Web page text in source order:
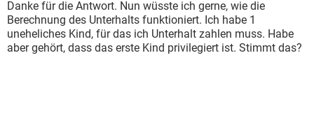
Danke für die Antwort. Nun wüsste ich gerne, wie die
Berechnung des Unterhalts funktioniert. Ich habe 1
uneheliches Kind, für das ich Unterhalt zahlen muss. Habe
aber gehört, dass das erste Kind privilegiert ist. Stimmt das?